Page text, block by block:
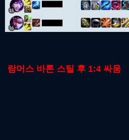
람머스 바론 스틸 후 1:4 싸움